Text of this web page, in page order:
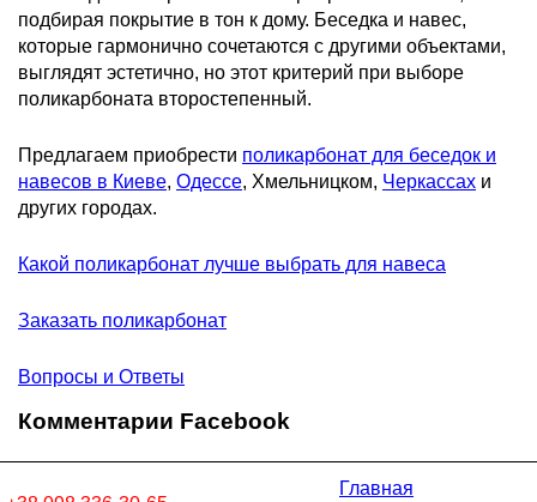
подбирая покрытие в тон к дому. Беседка и навес,
которые гармонично сочетаются с другими объектами,
выглядят эстетично, но этот критерий при выборе
поликарбоната второстепенный.
Предлагаем приобрести поликарбонат для беседок и
навесов в Киеве, Одессе, Хмельницком, Черкассах и
других городах.
Какой поликарбонат лучше выбрать для навеса
Заказать поликарбонат
Вопросы и Ответы
Комментарии Facebook
Главная